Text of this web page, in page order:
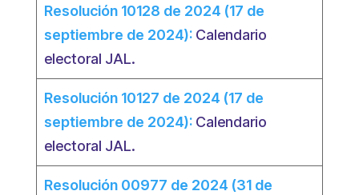
Resolución 10128 de 2024 (17 de
septiembre de 2024):Calendario
electoral JAL.
Resolución 10127 de 2024 (17 de
septiembre de 2024):Calendario
electoral JAL.
Resolución 00977 de 2024 (31 de